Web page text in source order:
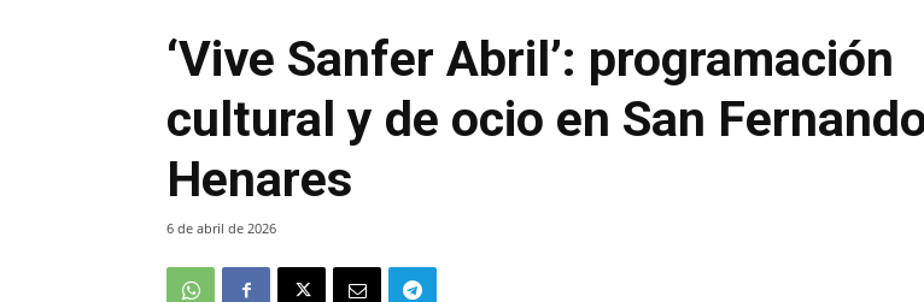
‘Vive Sanfer Abril’: programación
cultural y de ocio en San
Henares
6 de abril de 2026